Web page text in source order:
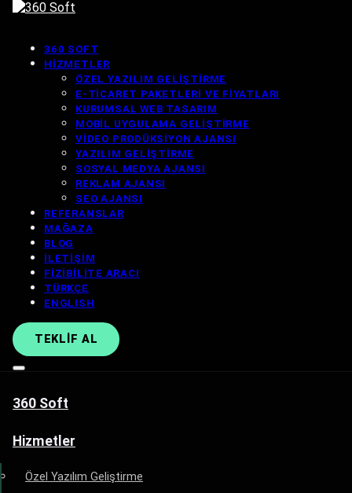
360 SOFT
HIZMETLER
ÖZEL YAZILIM GELIŞTIRME
E-TICARET PAKETLERI VE FIYATLARI
KURUMSAL WEB TASARIM
MOBIL UYGULAMA GELIŞTIRME
VIDEO PRODÜKSIYON AJANSI
YAZILIM GELIŞTIRME
SOSYAL MEDYA AJANSI
REKLAM AJANSI
SEO AJANSI
REFERANSLAR
MAĞAZA
BLOG
İLETIŞIM
FIZIBILITE ARACI
TÜRKÇE
ENGLISH
TEKLIF AL
360 Soft
Hizmetler
Özel Yazılım Geliştirme